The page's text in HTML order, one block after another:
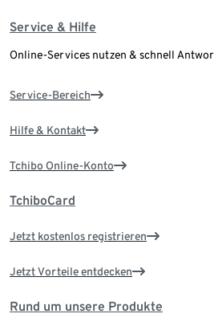
Service & Hilfe
Online-Services nutzen & schnell
Service-Bereich
Hilfe & Kontakt
Tchibo Online-Konto
TchiboCard
Jetzt kostenlos registrieren
Jetzt Vorteile entdecken
Rund um unsere Produkte